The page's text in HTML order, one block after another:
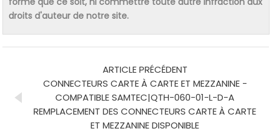
droits d'auteur de notre site.
ARTICLE PRÉCÉDENT
CONNECTEURS CARTE À CARTE ET MEZZANINE -
COMPATIBLE SAMTEC|QTH-060-01-L-D-A
REMPLACEMENT DES CONNECTEURS CARTE À CARTE
ET MEZZANINE DISPONIBLE